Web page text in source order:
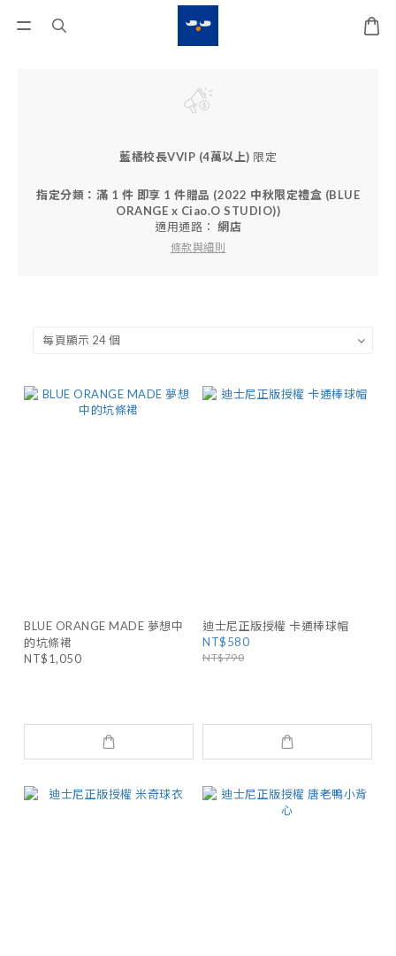
藍橘校長VVIP (4萬以上) 限定
指定分類：滿 1 件 即享 1 件贈品 (2022 中秋限定禮盒 (BLUE
ORANGE x Ciao.O STUDIO))
適用通路： 網店
條款與細則
BLUE ORANGE MADE 夢想中
的坑條裙
NT$1,050
迪士尼正版授權 卡通棒球帽
NT$580
NT$790